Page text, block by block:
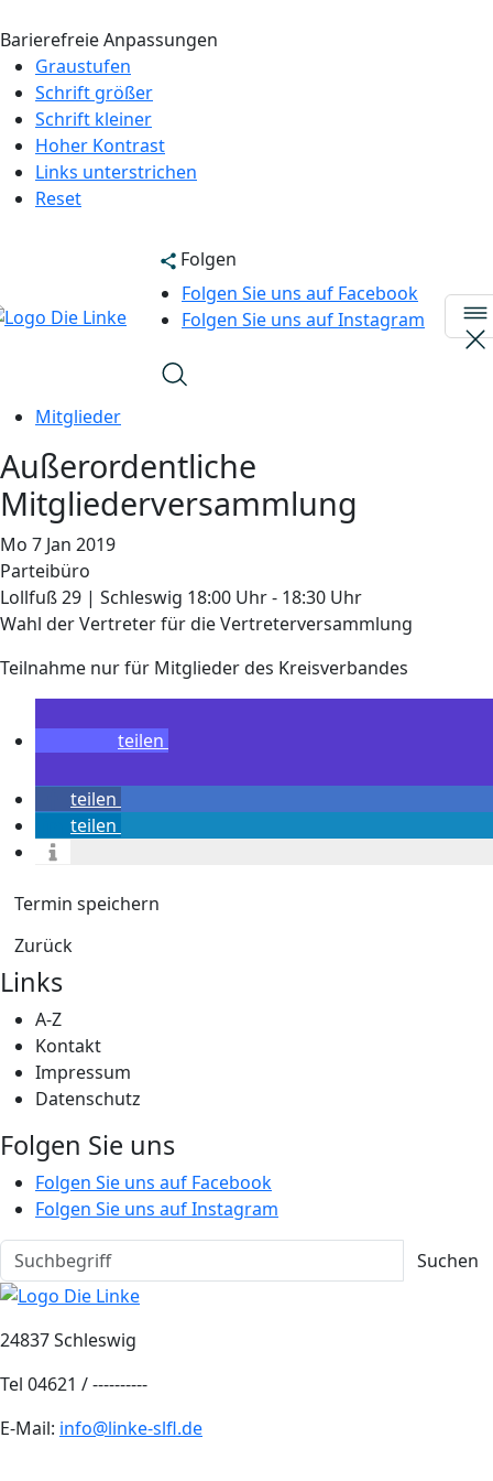
Barierefreie Anpassungen
Graustufen
Schrift größer
Schrift kleiner
Hoher Kontrast
Links unterstrichen
Reset
Folgen
Folgen Sie uns auf Facebook
Folgen Sie uns auf Instagram
Mitglieder
Außerordentliche
Mitgliederversammlung
Mo 7 Jan 2019
Parteibüro
Lollfuß 29 | Schleswig 18:00 Uhr - 18:30 Uhr
Wahl der Vertreter für die Vertreterversammlung
Teilnahme nur für Mitglieder des Kreisverbandes
teilen
teilen
teilen
Termin speichern
Zurück
Links
A-Z
Kontakt
Impressum
Datenschutz
Folgen Sie uns
Folgen Sie uns auf Facebook
Folgen Sie uns auf Instagram
Suchen
24837 Schleswig
Tel 04621 / ----------
E-Mail: info@linke-slfl.de